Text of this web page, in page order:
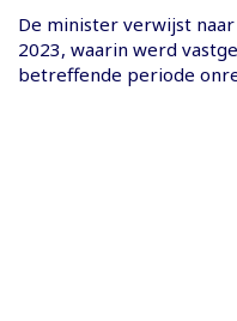
De minister verwijst
2023, waarin werd
betreffende periode